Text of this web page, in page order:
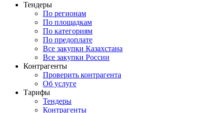
Тендеры
По регионам
По площадкам
По категориям
По предоплате
Все закупки Казахстана
Все закупки России
Контрагенты
Проверить контрагента
Об услуге
Тарифы
Тендеры
Контрагенты